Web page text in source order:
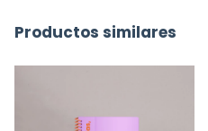
Productos similares